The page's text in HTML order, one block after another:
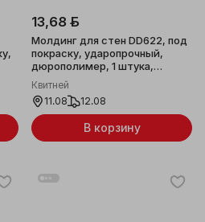
13,68 ƃ
Молдинг для стен DD622, под
покраску, ударопрочный,
дюрополимер, 1 штука,
20х20х2000мм
Квитней
11.08
12.08
В корзину